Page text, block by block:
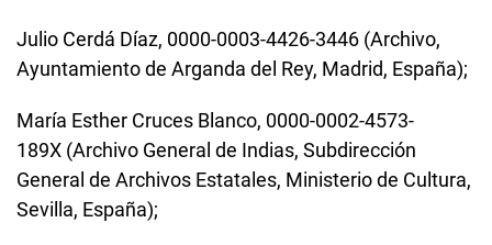
Julio Cerdá Díaz, 0000-0003-4426-3446 (Archivo,
Ayuntamiento de Arganda del Rey, Madrid, España);
María Esther Cruces Blanco, 0000-0002-4573-
189X (Archivo General de Indias, Subdirección
General de Archivos Estatales, Ministerio de Cultura,
Sevilla, España);